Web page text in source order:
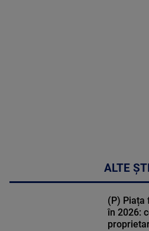
ALTE
(P) Piața
în 2026: